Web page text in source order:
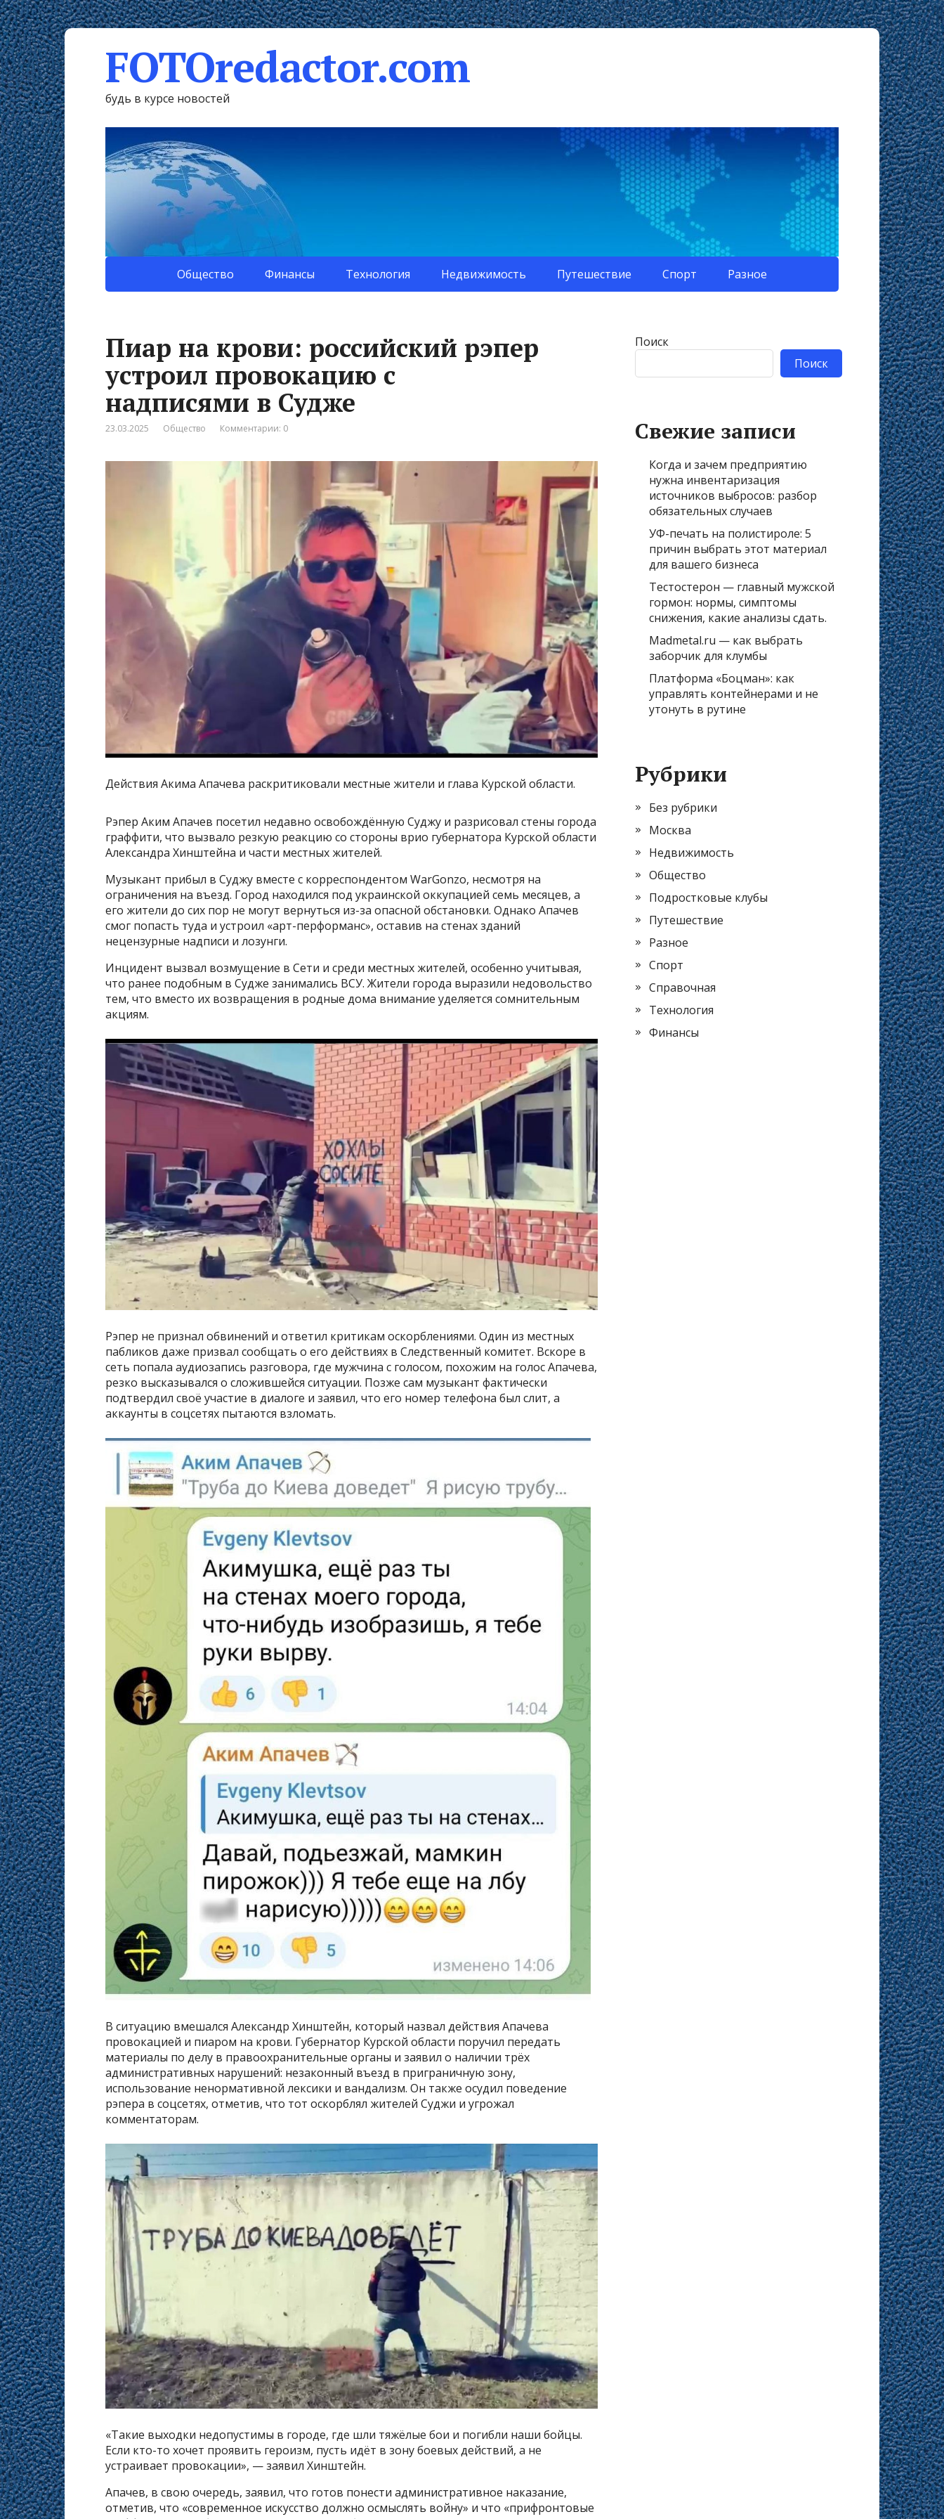
FOTOredactor.com
будь в курсе новостей
Общество Финансы Технология Недвижимость Путешествие Спорт Разное
Пиар на крови: российский рэпер
устроил провокацию с
надписями в Судже
23.03.2025 Общество Комментарии: 0
Действия Акима Апачева раскритиковали местные жители и глава Курской области.
Рэпер Аким Апачев посетил недавно освобождённую Суджу и разрисовал стены города
граффити, что вызвало резкую реакцию со стороны врио губернатора Курской области
Александра Хинштейна и части местных жителей.
Музыкант прибыл в Суджу вместе с корреспондентом WarGonzo, несмотря на
ограничения на въезд. Город находился под украинской оккупацией семь месяцев, а
его жители до сих пор не могут вернуться из-за опасной обстановки. Однако Апачев
смог попасть туда и устроил «арт-перформанс», оставив на стенах зданий
нецензурные надписи и лозунги.
Инцидент вызвал возмущение в Сети и среди местных жителей, особенно учитывая,
что ранее подобным в Судже занимались ВСУ. Жители города выразили недовольство
тем, что вместо их возвращения в родные дома внимание уделяется сомнительным
акциям.
Рэпер не признал обвинений и ответил критикам оскорблениями. Один из местных
пабликов даже призвал сообщать о его действиях в Следственный комитет. Вскоре в
сеть попала аудиозапись разговора, где мужчина с голосом, похожим на голос Апачева,
резко высказывался о сложившейся ситуации. Позже сам музыкант фактически
подтвердил своё участие в диалоге и заявил, что его номер телефона был слит, а
аккаунты в соцсетях пытаются взломать.
В ситуацию вмешался Александр Хинштейн, который назвал действия Апачева
провокацией и пиаром на крови. Губернатор Курской области поручил передать
материалы по делу в правоохранительные органы и заявил о наличии трёх
административных нарушений: незаконный въезд в приграничную зону,
использование ненормативной лексики и вандализм. Он также осудил поведение
рэпера в соцсетях, отметив, что тот оскорблял жителей Суджи и угрожал
комментаторам.
«Такие выходки недопустимы в городе, где шли тяжёлые бои и погибли наши бойцы.
Если кто-то хочет проявить героизм, пусть идёт в зону боевых действий, а не
устраивает провокации», — заявил Хинштейн.
Апачев, в свою очередь, заявил, что готов понести административное наказание,
отметив, что «современное искусство должно осмыслять войну» и что «прифронтовые
Поиск
Поиск
Свежие записи
Когда и зачем предприятию
нужна инвентаризация
источников выбросов: разбор
обязательных случаев
УФ-печать на полистироле: 5
причин выбрать этот материал
для вашего бизнеса
Тестостерон — главный мужской
гормон: нормы, симптомы
снижения, какие анализы сдать.
Madmetal.ru — как выбрать
заборчик для клумбы
Платформа «Боцман»: как
управлять контейнерами и не
утонуть в рутине
Рубрики
Без рубрики
Москва
Недвижимость
Общество
Подростковые клубы
Путешествие
Разное
Спорт
Справочная
Технология
Финансы